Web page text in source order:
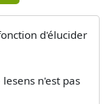
d'élucider
n'est pas